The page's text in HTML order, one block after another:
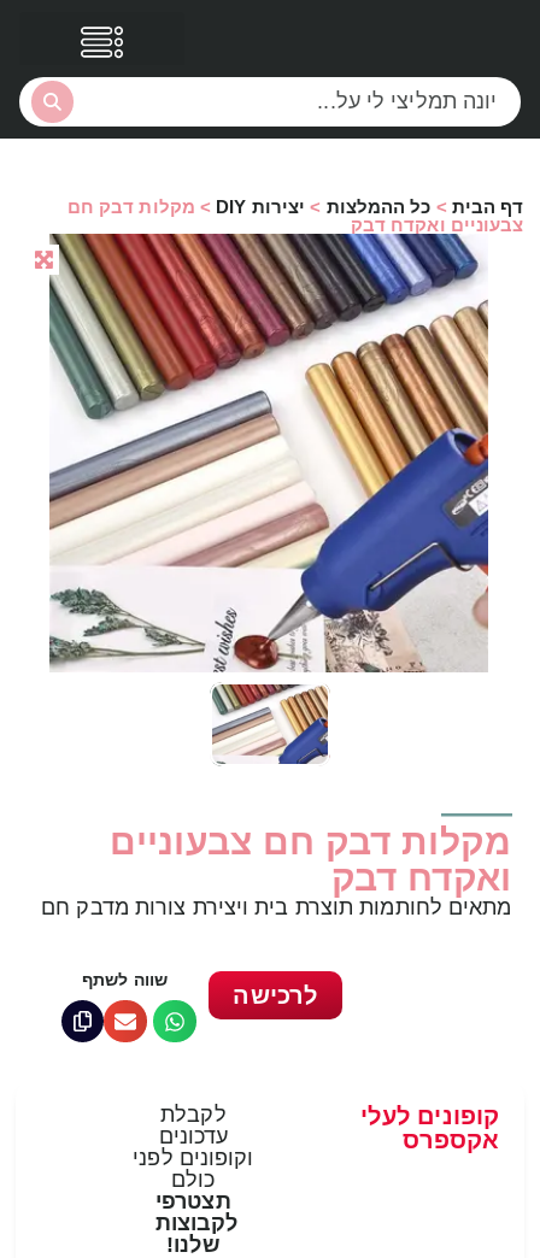
דף הבית > כל ההמלצות > יצירות DIY > מקלות דבק חם
צבעוניים ואקדח דבק
מקלות דבק חם צבעוניים
ואקדח דבק
מתאים לחותמות תוצרת בית ויצירת צורות מדבק חם
שווה לשתף
לרכישה
לקבלת
עדכונים
וקופונים לפני
כולם
תצטרפי
לקבוצות
שלנו!
קופונים לעלי
אקספרס